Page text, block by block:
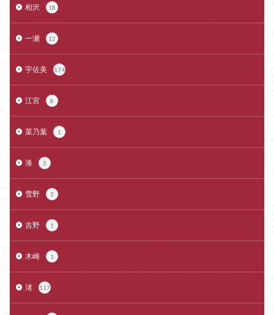
相沢 18
一瀬 12
宇佐美 174
江宮 8
菜乃葉 1
湊 3
雪野 3
吉野 1
木崎 1
渚 117